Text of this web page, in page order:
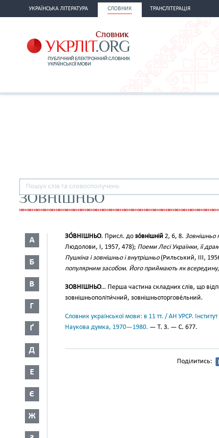
УКРАЇНСЬКА ЛІТЕРАТУРА СЛОВНИК ТРАНСЛІТЕРАЦІЯ
ЗОВНІШНЬО
А
Б
В
Г
Ґ
Д
Е
Є
Ж
ЗО́ВНІШНЬО. Присл. до зо́внішній 2, 6, 8. Зовнішньо
Людолови, І, 1957, 478); Поеми Лесі Українки, її
Пушкіна і зовнішньо і внутрішньо(Рильський, III,
популярним засобом. Його приймають як всередину,
ЗОВНІШНЬО… Перша частина складних слів, що
зовнішньополіти́чний, зовнішньоторгове́льний.
Словник української мови: в 11 тт. / АН УРСР.
Наукова думка, 1970—1980. — Т. 3. — С. 677.
Поділитись: